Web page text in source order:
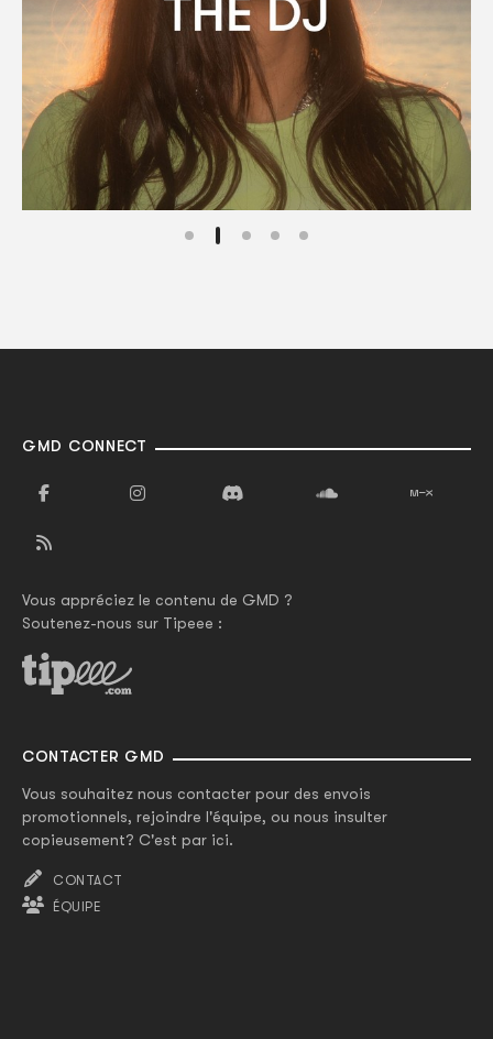
GMD CONNECT
Vous appréciez le contenu de GMD ?
Soutenez-nous sur Tipeee :
CONTACTER GMD
Vous souhaitez nous contacter pour des envois
promotionnels, rejoindre l'équipe, ou nous insulter
copieusement? C'est par ici.
CONTACT
ÉQUIPE